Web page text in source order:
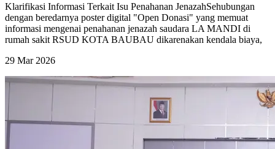
Klarifikasi Informasi Terkait Isu Penahanan JenazahSehubungan
dengan beredarnya poster digital "Open Donasi" yang memuat
informasi mengenai penahanan jenazah saudara LA MANDI di
rumah sakit RSUD KOTA BAUBAU dikarenakan kendala biaya,
29 Mar 2026